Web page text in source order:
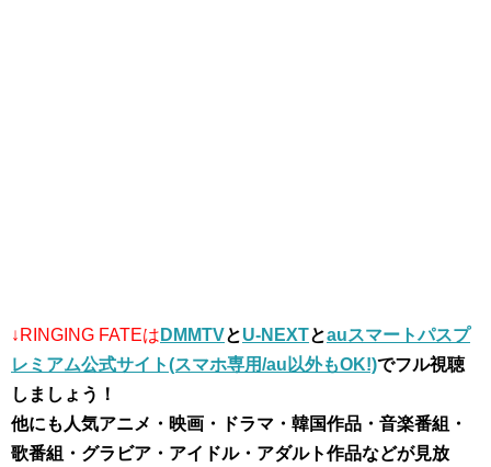
↓RINGING FATEは DMMTVとU-NEXTとauスマートパスプ
レミアム公式サイト(スマホ専用/au以外もOK!)でフル視聴
しましょう！
他にも人気アニメ・映画・ドラマ・韓国作品・音楽番組・
歌番組・グラビア・アイドル・アダルト作品などが見放